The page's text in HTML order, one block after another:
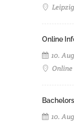
Leipzig
Online
10.
Online
10.